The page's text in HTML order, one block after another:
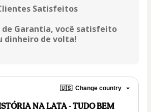
Satisfeitos
de Garantia, você satisfeito
dinheiro de volta!
🇺🇸 Change country
NA LATA - TUDO BEM